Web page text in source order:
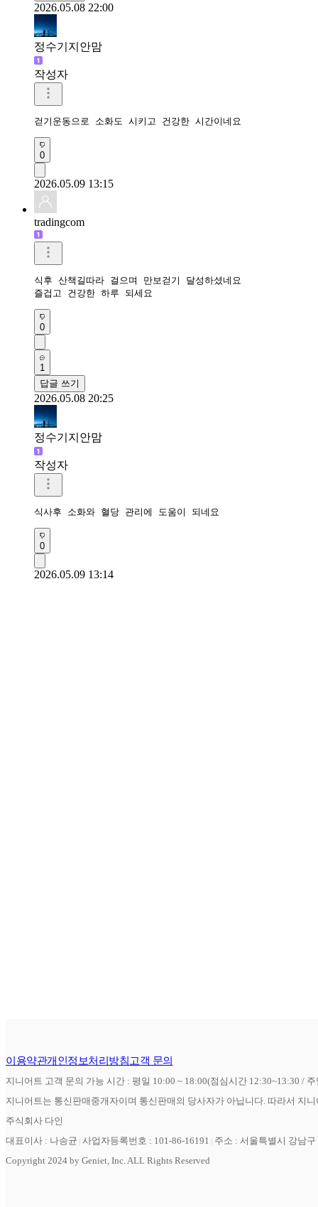
2026.05.08 22:00
정수기지안맘
작성자
걷기운동으로 소화도 시키고 건강한 시간이네요
0
2026.05.09 13:15
tradingcom
식후 산책길따라 걸으며 만보걷기 달성하셨네요
즐겁고 건강한 하루 되세요
0
1
답글 쓰기
2026.05.08 20:25
정수기지안맘
작성자
식사후 소화와 혈당 관리에 도움이 되네요
0
2026.05.09 13:14
이용약관개인정보처리방침고객 문의
지니어트 고객 문의 가능 시간 : 평일 10:00 ~ 18:00(점심시간 12:30~13:30 /
지니어트는 통신판매중개자이며 통신판매의 당사자가 아닙니다. 따라서 지
주식회사 다인
대표이사 : 나승균 사업자등록번호 : 101-86-16191
주소 : 서울특별시 강남
Copyright 2024 by Geniet, Inc. ALL Rights Reserved